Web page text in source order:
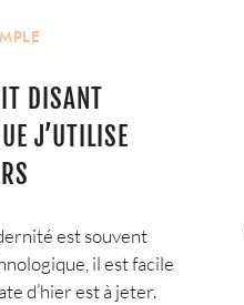
DISANT
J’UTILISE
est souvent
il est facile
d’hier est à jeter.